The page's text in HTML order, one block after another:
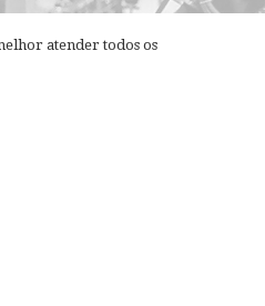
atender todos os